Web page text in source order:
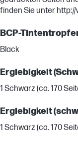
finden Sie unter
BCP-
Black
Ergiebigkeit
1 Schwarz (ca. 170
Ergiebigkeit
1 Schwarz (ca. 170